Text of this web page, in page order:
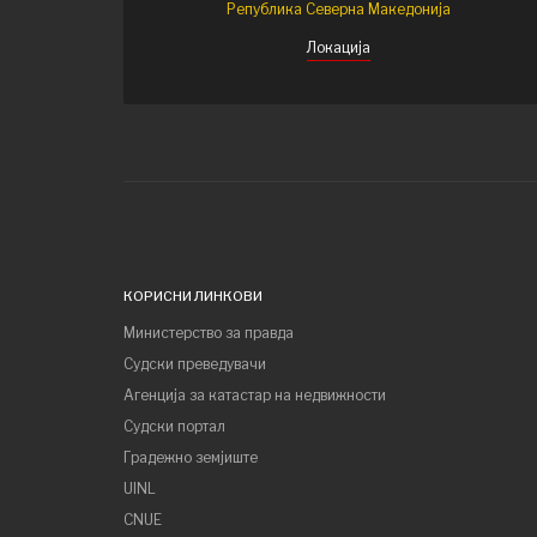
Република Северна Македонија
Локација
КОРИСНИ ЛИНКОВИ
Министерство за правда
Судски преведувачи
Агенција за катастар на недвижности
Судски портал
Градежно земјиште
UINL
CNUE